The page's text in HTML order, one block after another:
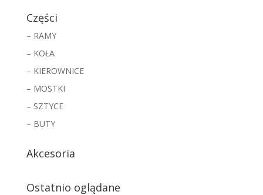
Części
– RAMY
– KOŁA
– KIEROWNICE
– MOSTKI
– SZTYCE
– BUTY
Akcesoria
Ostatnio oglądane